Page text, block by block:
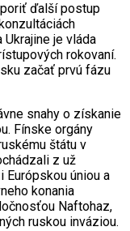
ďalší postup
je vláda
rokovaní.
začať prvú fázu
snahy o získanie
Fínske orgány
štátu v
z už
Európskou úniou a
konania
Naftohaz,
ruskou inváziou.